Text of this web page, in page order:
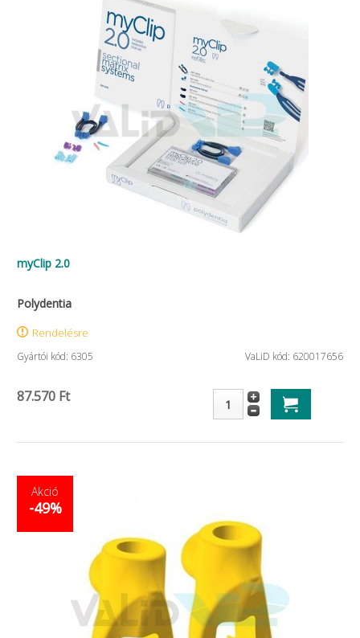
myClip 2.0
Polydentia
Rendelésre
Gyártói kód: 6305 VaLiD kód: 620017656
87.570 Ft
Akció
-49%